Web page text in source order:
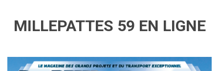
MILLEPATTES 59 EN LIGNE